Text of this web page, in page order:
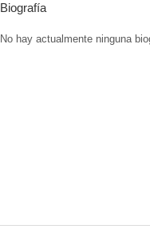
Biografía
No hay actualmente ninguna